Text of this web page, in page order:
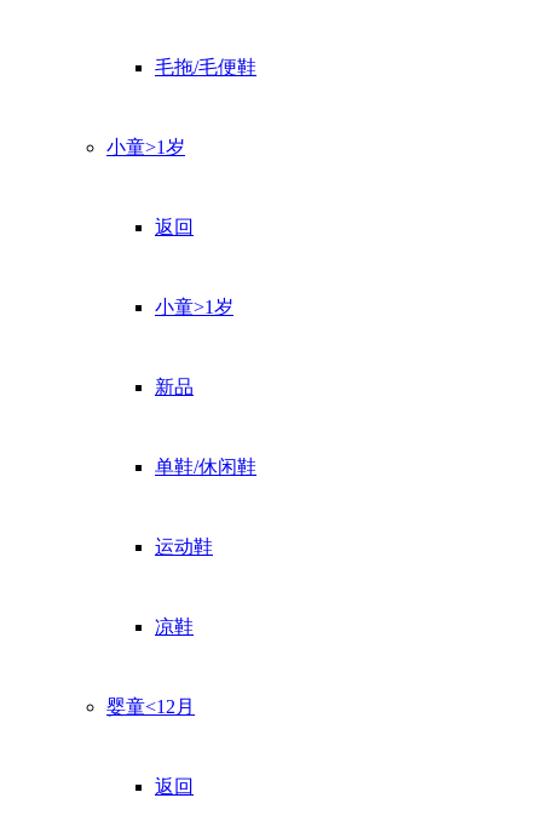
毛拖/毛便鞋
小童>1岁
返回
小童>1岁
新品
单鞋/休闲鞋
运动鞋
凉鞋
婴童<12月
返回